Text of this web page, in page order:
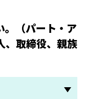
（パート・ア
、取締役、親族